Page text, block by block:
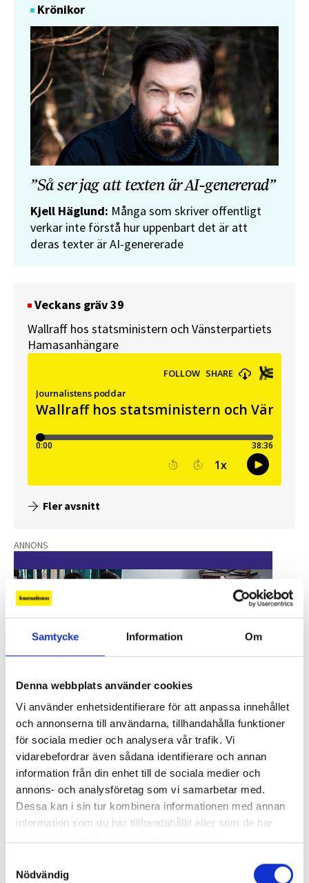
Samtycke Information Om
Denna webbplats använder cookies
Vi använder enhetsidentifierare för att anpassa innehållet
och annonserna till användarna, tillhandahålla funktioner
för sociala medier och analysera vår trafik. Vi
vidarebefordrar även sådana identifierare och annan
information från din enhet till de sociala medier och
annons- och analysföretag som vi samarbetar med.
Dessa kan i sin tur kombinera informationen med annan
information som du har tillhandahållit eller som de har
Nödvändig
Krönikor
”Så ser jag att texten är AI-genererad”
Kjell Häglund: Många som skriver offentligt
verkar inte förstå hur uppenbart det är att
deras texter är AI-genererade
Veckans gräv 39
Wallraff hos statsministern och Vänsterpartiets
Hamasanhängare
Fler avsnitt
ANNONS